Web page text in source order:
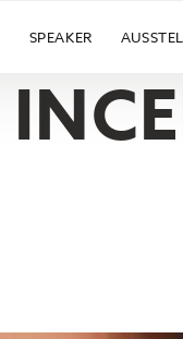
SPEAKER